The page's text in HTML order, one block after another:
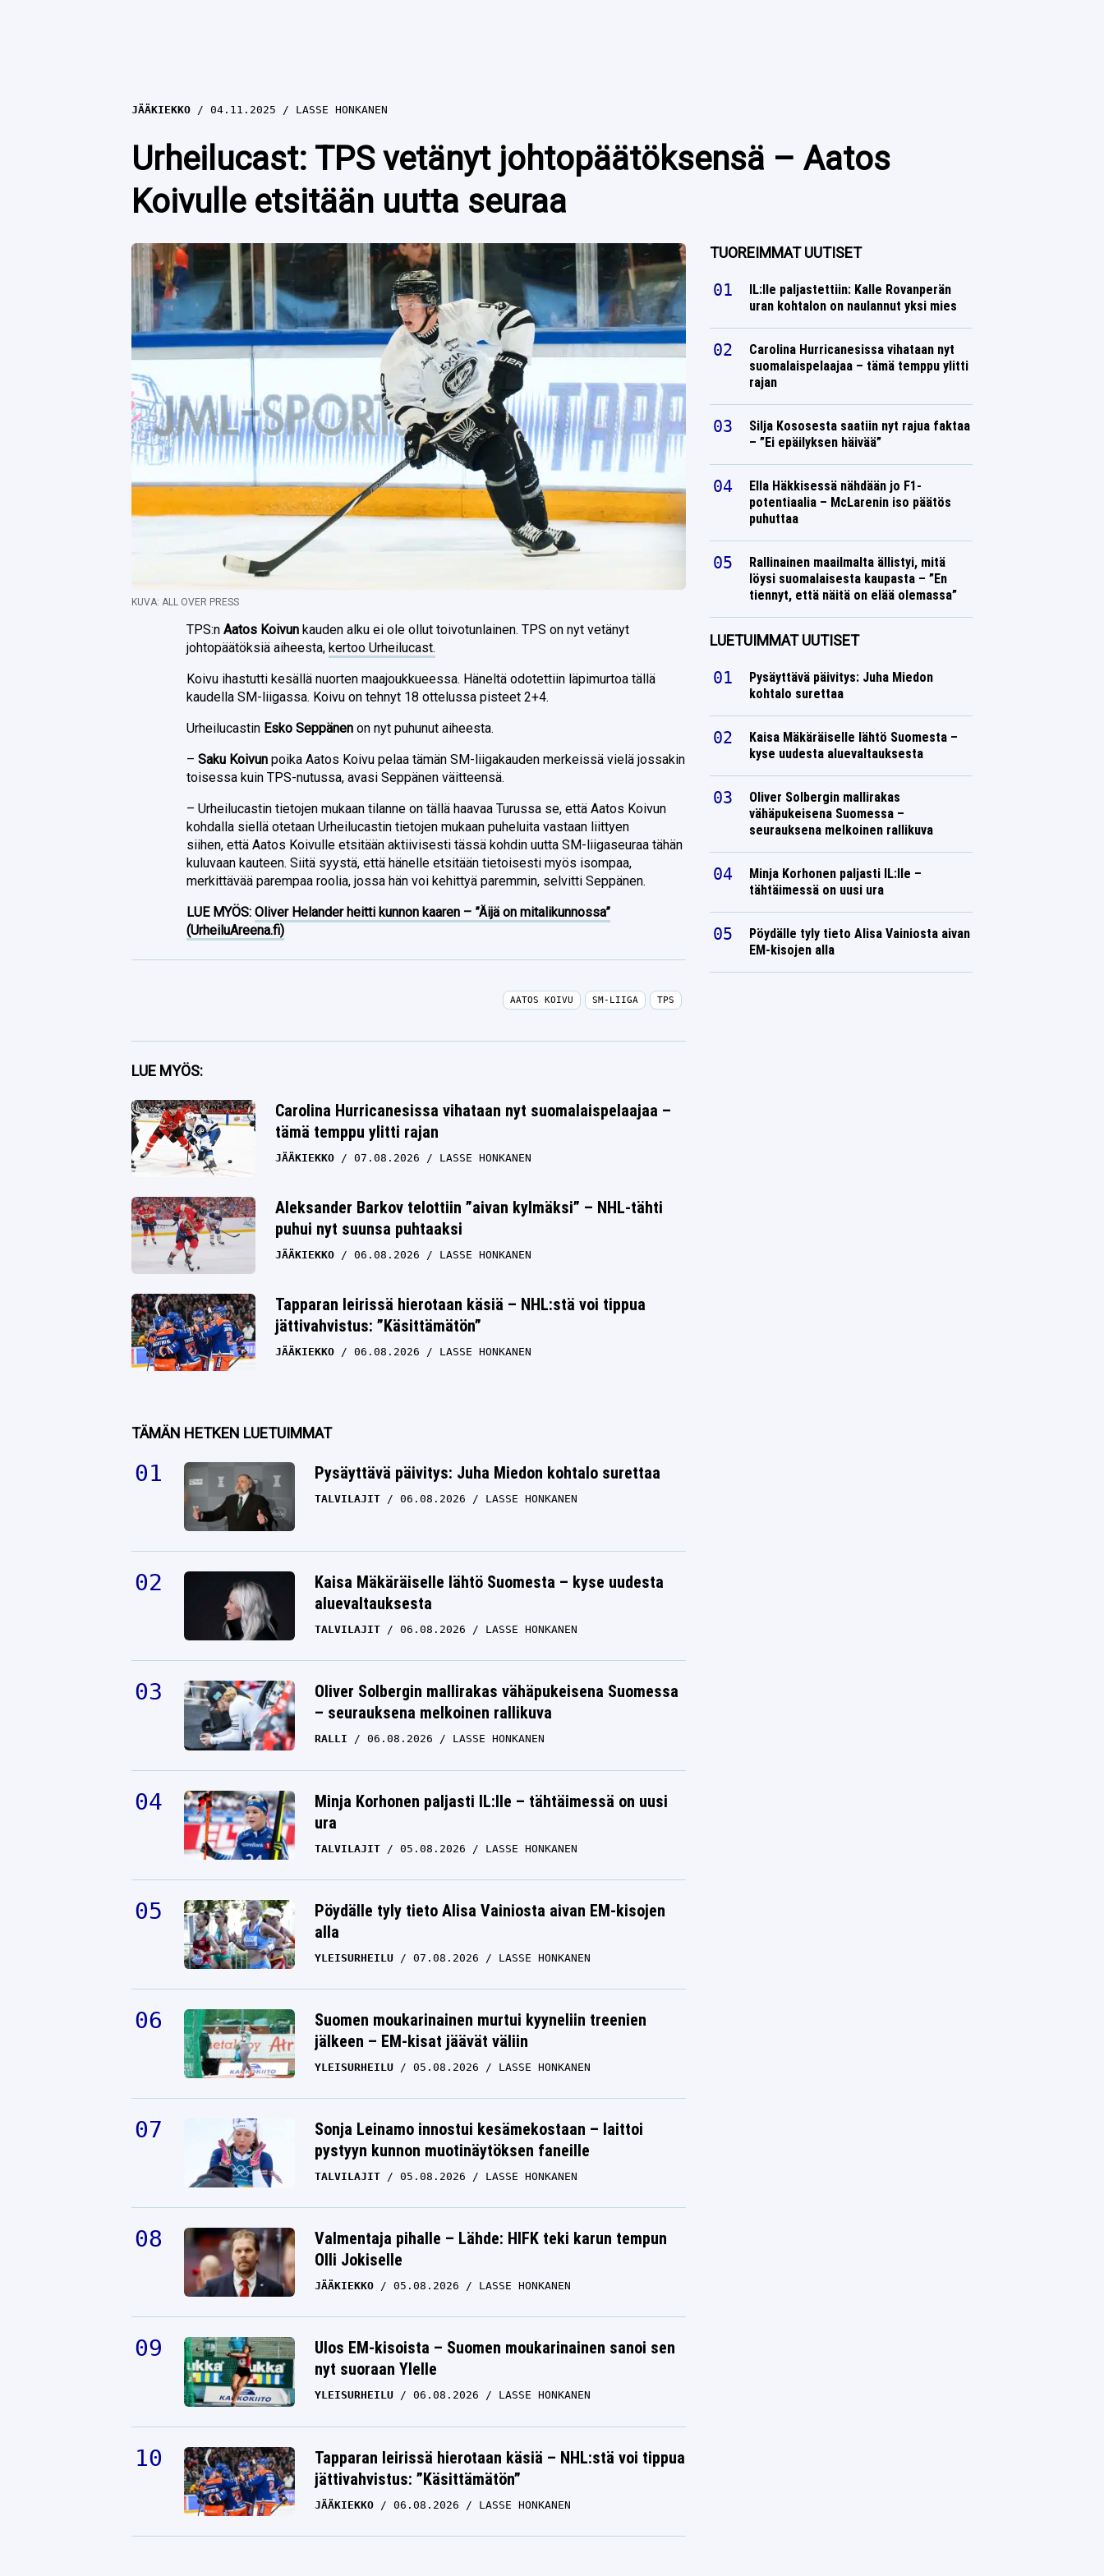
JÄÄKIEKKO 04.11.2025 LASSE HONKANEN
Urheilucast: TPS vetänyt johtopäätöksensä – Aatos
Koivulle etsitään uutta seuraa
KUVA: ALL OVER PRESS
TPS:n Aatos Koivunkauden alku ei ole ollut toivotunlainen. TPS on nyt vetänyt
johtopäätöksiä aiheesta,kertoo Urheilucast.
Koivu ihastutti kesällä nuorten maajoukkueessa. Häneltä odotettiin läpimurtoa tällä
kaudella SM-liigassa. Koivu on tehnyt 18 ottelussa pisteet 2+4.
Urheilucastin Esko Seppänenon nyt puhunut aiheesta.
–Saku Koivun poika Aatos Koivu pelaa tämän SM-liigakauden merkeissä vielä jossakin
toisessa kuin TPS-nutussa, avasi Seppänen väitteensä.
– Urheilucastin tietojen mukaan tilanne on tällä haavaa Turussa se, että Aatos Koivun
kohdalla siellä otetaan Urheilucastin tietojen mukaan puheluita vastaan liittyen
siihen, että Aatos Koivulle etsitään aktiivisesti tässä kohdin uutta SM-liigaseuraa tähän
kuluvaan kauteen. Siitä syystä, että hänelle etsitään tietoisesti myös isompaa,
merkittävää parempaa roolia, jossa hän voi kehittyä paremmin, selvitti Seppänen.
LUE MYÖS:Oliver Helander heitti kunnon kaaren – ”Äijä on mitalikunnossa”
(UrheiluAreena.fi)
Facebook
Twitter
Whatsapp
AATOS KOIVU SM-LIIGA TPS
LUE MYÖS:
Carolina Hurricanesissa vihataan nyt suomalaispelaajaa –
tämä temppu ylitti rajan
JÄÄKIEKKO 07.08.2026 LASSE HONKANEN
Aleksander Barkov telottiin ”aivan kylmäksi” – NHL-tähti
puhui nyt suunsa puhtaaksi
JÄÄKIEKKO 06.08.2026 LASSE HONKANEN
Tapparan leirissä hierotaan käsiä – NHL:stä voi tippua
jättivahvistus: ”Käsittämätön”
JÄÄKIEKKO 06.08.2026 LASSE HONKANEN
TÄMÄN HETKEN LUETUIMMAT
Pysäyttävä päivitys: Juha Miedon kohtalo surettaa
TALVILAJIT 06.08.2026 LASSE HONKANEN
Kaisa Mäkäräiselle lähtö Suomesta – kyse uudesta
aluevaltauksesta
TALVILAJIT 06.08.2026 LASSE HONKANEN
Oliver Solbergin mallirakas vähäpukeisena Suomessa
– seurauksena melkoinen rallikuva
RALLI 06.08.2026 LASSE HONKANEN
Minja Korhonen paljasti IL:lle – tähtäimessä on uusi
ura
TALVILAJIT 05.08.2026 LASSE HONKANEN
Pöydälle tyly tieto Alisa Vainiosta aivan EM-kisojen
alla
YLEISURHEILU 07.08.2026 LASSE HONKANEN
Suomen moukarinainen murtui kyyneliin treenien
jälkeen – EM-kisat jäävät väliin
YLEISURHEILU 05.08.2026 LASSE HONKANEN
Sonja Leinamo innostui kesämekostaan – laittoi
pystyyn kunnon muotinäytöksen faneille
TALVILAJIT 05.08.2026 LASSE HONKANEN
Valmentaja pihalle – Lähde: HIFK teki karun tempun
Olli Jokiselle
JÄÄKIEKKO 05.08.2026 LASSE HONKANEN
Ulos EM-kisoista – Suomen moukarinainen sanoi sen
nyt suoraan Ylelle
YLEISURHEILU 06.08.2026 LASSE HONKANEN
Tapparan leirissä hierotaan käsiä – NHL:stä voi tippua
jättivahvistus: ”Käsittämätön”
JÄÄKIEKKO 06.08.2026 LASSE HONKANEN
TUOREIMMAT UUTISET
IL:lle paljastettiin: Kalle Rovanperän
uran kohtalon on naulannut yksi mies
Carolina Hurricanesissa vihataan nyt
suomalaispelaajaa – tämä temppu ylitti
rajan
Silja Kososesta saatiin nyt rajua faktaa
– ”Ei epäilyksen häivää”
Ella Häkkisessä nähdään jo F1-
potentiaalia – McLarenin iso päätös
puhuttaa
Rallinainen maailmalta ällistyi, mitä
löysi suomalaisesta kaupasta – ”En
tiennyt, että näitä on elää olemassa”
LUETUIMMAT UUTISET
Pysäyttävä päivitys: Juha Miedon
kohtalo surettaa
Kaisa Mäkäräiselle lähtö Suomesta –
kyse uudesta aluevaltauksesta
Oliver Solbergin mallirakas
vähäpukeisena Suomessa –
seurauksena melkoinen rallikuva
Minja Korhonen paljasti IL:lle –
tähtäimessä on uusi ura
Pöydälle tyly tieto Alisa Vainiosta aivan
EM-kisojen alla